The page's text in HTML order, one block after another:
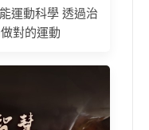
運動科學 透過治
對的運動